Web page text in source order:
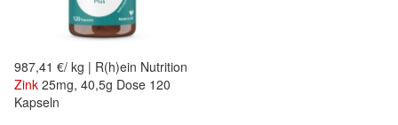
987,41 €/ kg | R(h)ein Nutrition
Zink 25mg, 40,5g Dose 120
Kapseln